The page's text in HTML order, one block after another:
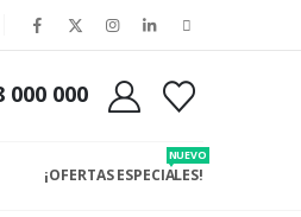
000 000
¡OFERTAS ESPECIALES!
NUEVO